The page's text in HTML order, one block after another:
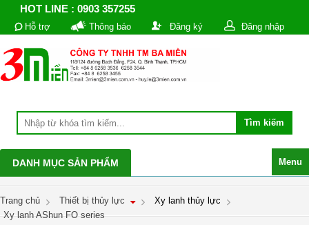
HOT LINE : 0903 357255
Hỗ trợ Thông báo Đăng ký Đăng nhập
Menu
DANH MỤC SẢN PHẨM
Trang chủ Thiết bị thủy lực
Xy lanh thủy lực
Xy lanh AShun FO series